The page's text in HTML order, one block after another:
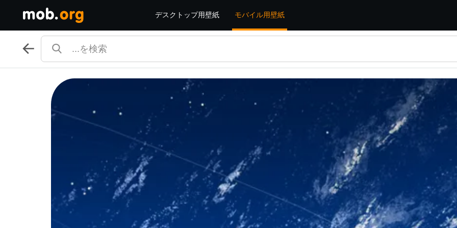
デスクトップ用壁紙 モバイル用壁紙